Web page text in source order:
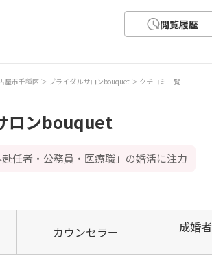
閲覧履歴
屋市千種区 ブライダルサロンbouquet クチコミ一覧
ロンbouquet
任者・公務員・医療職」の婚活に注力
カウンセラー 成婚者